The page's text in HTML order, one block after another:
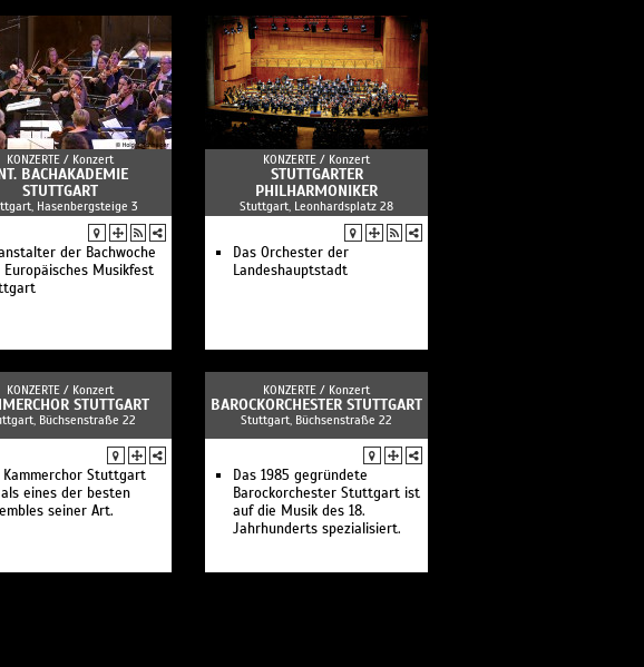
Britten, Mozart und Bartók
Isabelle Faust und François-
Xavier Roth mit Werken von
Manoury und Strauss
Schulkonzert: Märchenklänge
Kitakonzert: Ich bin ich - und
Mittagskonzert: Swann Van
Juraj Valčuha dirigiert Werke
von Johannes Brahms und
Beach und Senfter
Mittagskonzert: Jakob
Lehmann dirigiert Werke von
François-Xavier Roth dirigiert
Ludwig van Beethovens Missa
solemnis
Linie 2: Mozart, Kurtág und
Kammerkonzert: Werke von
KONZERTE / Konzert
BACHAKADEMIE
STUTTGART
Hasenbergsteige 3
der Bachwoche
Europäisches Musikfest
KONZERTE / Konzert
STUTTGARTER
PHILHARMONIKER
Stuttgart, Leonhardsplatz 28
Das Orchester der
Landeshauptstadt
KONZERTE / Konzert
STUTTGART
Büchsenstraße 22
Kammerchor Stuttgart
eines der besten
seiner Art.
KONZERTE / Konzert
BAROCKORCHESTER STUTTGART
Stuttgart, Büchsenstraße 22
Das 1985 gegründete
Barockorchester Stuttgart ist
auf die Musik des 18.
Jahrhunderts spezialisiert.